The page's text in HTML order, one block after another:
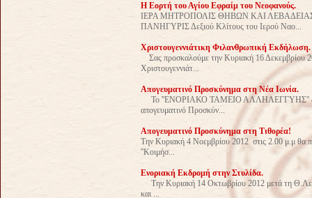
Η Εορτή του Αγίου Εφραίμ του Νεοφανούς.
ΙΕΡΑ ΜΗΤΡΟΠΟΛΙΣ ΘΗΒΩΝ ΚΑΙ
ΠΑΝΗΓΥΡΙΣ Δεξιού Κλίτους του Ιερού Ναο...
Χριστουγεννιάτικη Φιλανθρωπική Εκδήλωση.
Σας προσκαλούμε την Κυριακή 16 Δεκεμβρίου
Χριστουγεννιάτ...
Απογευματινό Προσκύνημα στη Νέα Ιωνία.
Το ''ΕΝΟΡΙΑΚΟ ΤΑΜΕΙΟ ΑΛΛΗΛΕΓΓΥΗΣ''
απογευματινό Προσκύν...
Απογευματινό Προσκύνημα στη Τιθορέα!
Την Κυριακή 4 Νοεμβρίου 2012 στις 2.00 μ.μ θα
''Κοιμήσ...
Ενοριακή Εκδρομή στην Στυλίδα.
Tην Κυριακή 14 Οκτωβρίου 2012 μετά τη
και ...